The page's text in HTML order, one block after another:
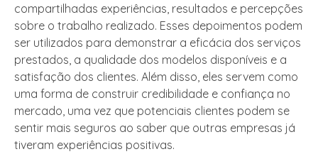
compartilhadas experiências, resultados e percepções
sobre o trabalho realizado. Esses depoimentos podem
ser utilizados para demonstrar a eficácia dos serviços
prestados, a qualidade dos modelos disponíveis e a
satisfação dos clientes. Além disso, eles servem como
uma forma de construir credibilidade e confiança no
mercado, uma vez que potenciais clientes podem se
sentir mais seguros ao saber que outras empresas já
tiveram experiências positivas.